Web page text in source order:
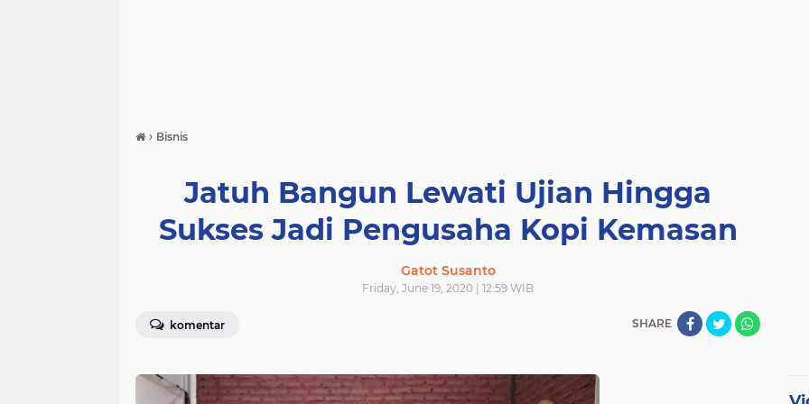
› Bisnis
Jatuh Bangun Lewati Ujian Hingga
Sukses Jadi Pengusaha Kopi Kemasan
Gatot Susanto
Friday, June 19, 2020 | 12:59 WIB
komentar SHARE